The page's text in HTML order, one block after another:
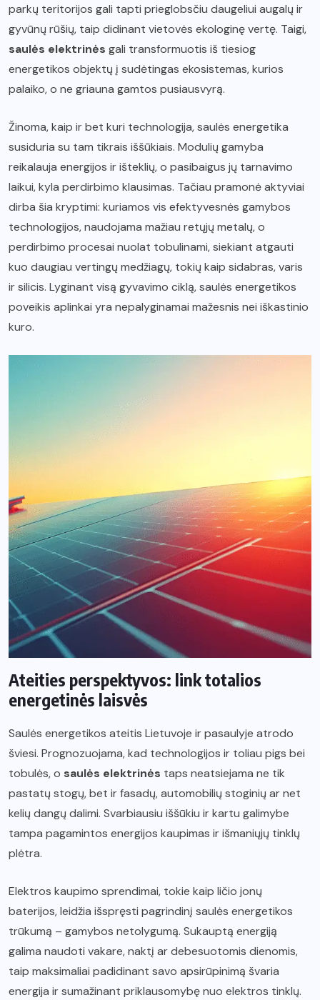
parkų teritorijos gali tapti prieglobsčiu daugeliui augalų ir
gyvūnų rūšių, taip didinant vietovės ekologinę vertę. Taigi,
saulės elektrinės gali transformuotis iš tiesiog
energetikos objektų į sudėtingas ekosistemas, kurios
palaiko, o ne griauna gamtos pusiausvyrą.
Žinoma, kaip ir bet kuri technologija, saulės energetika
susiduria su tam tikrais iššūkiais. Modulių gamyba
reikalauja energijos ir išteklių, o pasibaigus jų tarnavimo
laikui, kyla perdirbimo klausimas. Tačiau pramonė aktyviai
dirba šia kryptimi: kuriamos vis efektyvesnės gamybos
technologijos, naudojama mažiau retųjų metalų, o
perdirbimo procesai nuolat tobulinami, siekiant atgauti
kuo daugiau vertingų medžiagų, tokių kaip sidabras, varis
ir silicis. Lyginant visą gyvavimo ciklą, saulės energetikos
poveikis aplinkai yra nepalyginamai mažesnis nei iškastinio
kuro.
Ateities perspektyvos: link totalios
energetinės laisvės
Saulės energetikos ateitis Lietuvoje ir pasaulyje atrodo
šviesi. Prognozuojama, kad technologijos ir toliau pigs bei
tobulės, o saulės elektrinės taps neatsiejama ne tik
pastatų stogų, bet ir fasadų, automobilių stoginių ar net
kelių dangų dalimi. Svarbiausiu iššūkiu ir kartu galimybe
tampa pagamintos energijos kaupimas ir išmaniųjų tinklų
plėtra.
Elektros kaupimo sprendimai, tokie kaip ličio jonų
baterijos, leidžia išspręsti pagrindinį saulės energetikos
trūkumą – gamybos netolygumą. Sukauptą energiją
galima naudoti vakare, naktį ar debesuotomis dienomis,
taip maksimaliai padidinant savo apsirūpinimą švaria
energija ir sumažinant priklausomybę nuo elektros tinklų.